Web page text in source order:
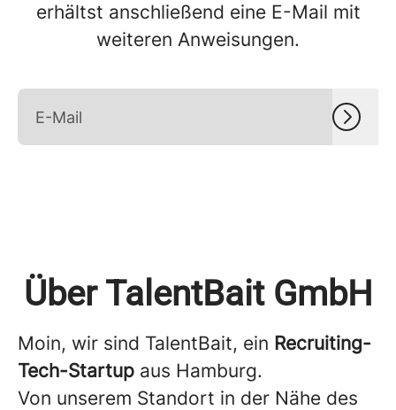
erhältst anschließend eine E-Mail mit
weiteren Anweisungen.
Über TalentBait GmbH
Moin, wir sind TalentBait, ein Recruiting-
Tech-Startup aus Hamburg.
Von unserem Standort in der Nähe des